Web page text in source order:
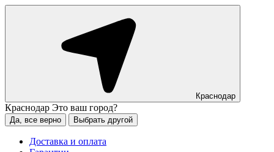
Краснодар
Краснодар Это ваш город?
Да, все верно Выбрать другой
Доставка и оплата